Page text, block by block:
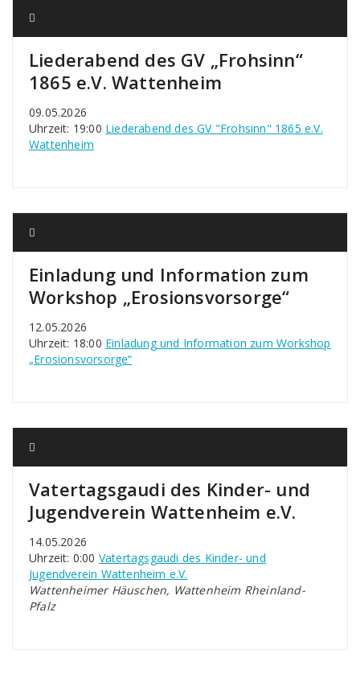
Liederabend des GV „Frohsinn“
1865 e.V. Wattenheim
09.05.2026
Uhrzeit: 19:00 Liederabend des GV "Frohsinn" 1865 e.V.
Wattenheim
Einladung und Information zum
Workshop „Erosionsvorsorge“
12.05.2026
Uhrzeit: 18:00 Einladung und Information zum Workshop
„Erosionsvorsorge“
Vatertagsgaudi des Kinder- und
Jugendverein Wattenheim e.V.
14.05.2026
Uhrzeit: 0:00 Vatertagsgaudi des Kinder- und
Jugendverein Wattenheim e.V.
Wattenheimer Häuschen, Wattenheim Rheinland-
Pfalz